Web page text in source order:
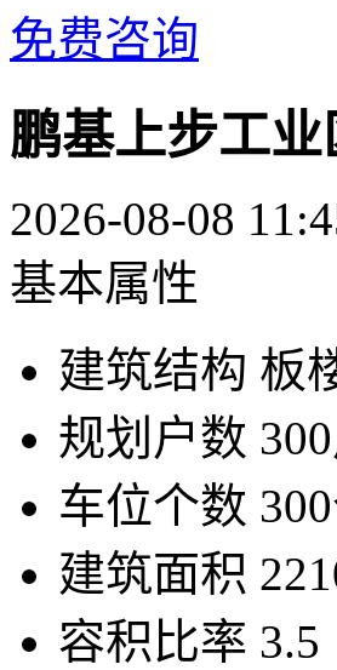
免费咨询
鹏基上步工
2026-08-08
基本属性
建筑结构 板
规划户数
车位个数
建筑面积
容积比率 3.5